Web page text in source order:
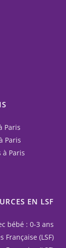
Paris
Paris
Paris
EN LSF
bébé : 0-3 ans
Française (LSF)